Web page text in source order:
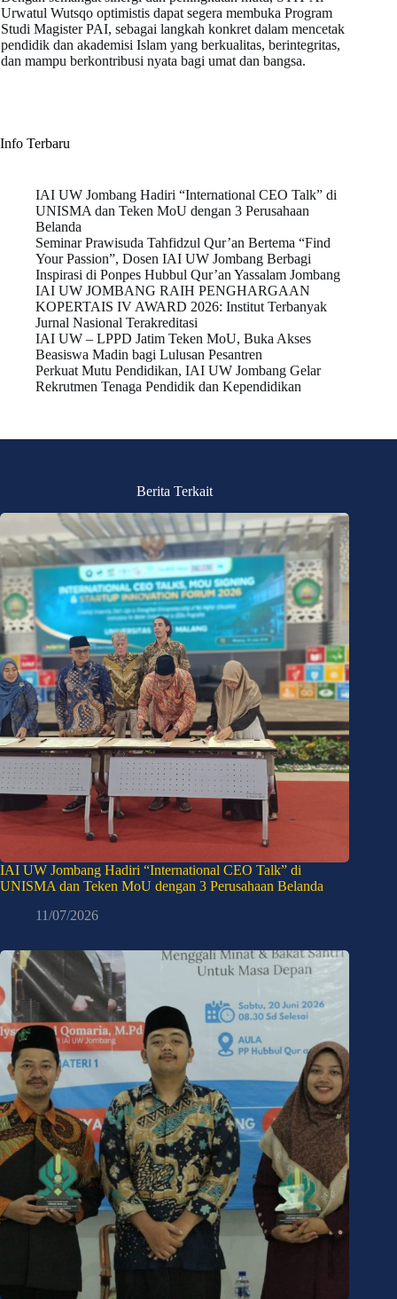
Urwatul Wutsqo optimistis dapat segera membuka Program
Studi Magister PAI, sebagai langkah konkret dalam mencetak
pendidik dan akademisi Islam yang berkualitas, berintegritas,
dan mampu berkontribusi nyata bagi umat dan bangsa.
Info Terbaru
IAI UW Jombang Hadiri “International CEO Talk” di
UNISMA dan Teken MoU dengan 3 Perusahaan
Belanda
Seminar Prawisuda Tahfidzul Qur’an Bertema “Find
Your Passion”, Dosen IAI UW Jombang Berbagi
Inspirasi di Ponpes Hubbul Qur’an Yassalam Jombang
IAI UW JOMBANG RAIH PENGHARGAAN
KOPERTAIS IV AWARD 2026: Institut Terbanyak
Jurnal Nasional Terakreditasi
IAI UW – LPPD Jatim Teken MoU, Buka Akses
Beasiswa Madin bagi Lulusan Pesantren
Perkuat Mutu Pendidikan, IAI UW Jombang Gelar
Rekrutmen Tenaga Pendidik dan Kependidikan
Berita Terkait
IAI UW Jombang Hadiri “International CEO Talk” di
UNISMA dan Teken MoU dengan 3 Perusahaan Belanda
11/07/2026